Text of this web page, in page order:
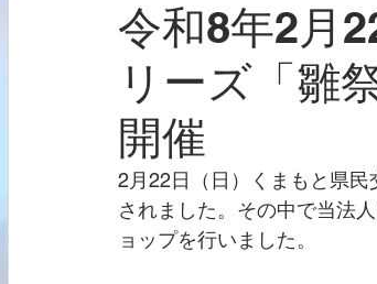
令和8年2月
リーズ「雛
開催
2月22日（日）くまもと県
されました。その中で当法
ョップを行いました。